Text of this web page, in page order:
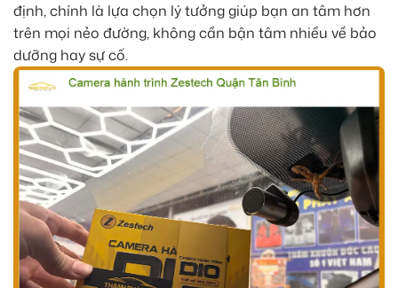
định, chính là lựa chọn lý tưởng giúp bạn an tâm hơn
trên mọi nẻo đường, không cần bận tâm nhiều về bảo
dưỡng hay sự cố.